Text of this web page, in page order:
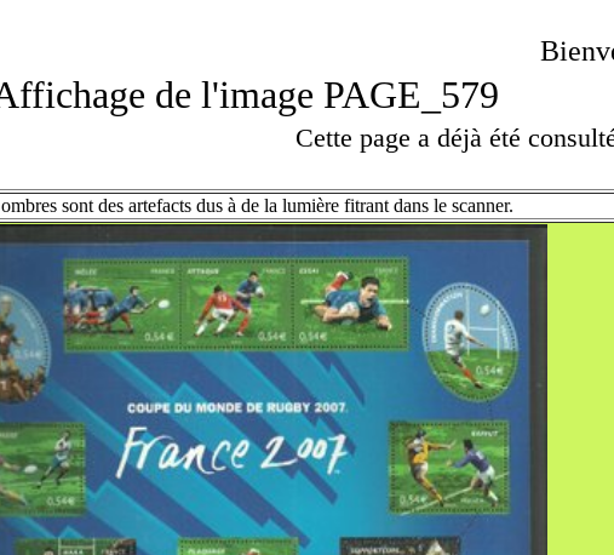
de l'image PAGE_579
Cette page a déjà été
sont des artefacts dus à de la lumière fitrant dans le scanner.